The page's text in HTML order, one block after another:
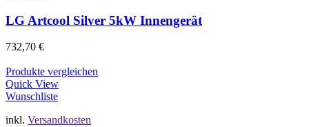
LG Artcool Silver 5kW Innengerät
732,70 €
Produkte vergleichen
Quick View
Wunschliste
inkl. Versandkosten